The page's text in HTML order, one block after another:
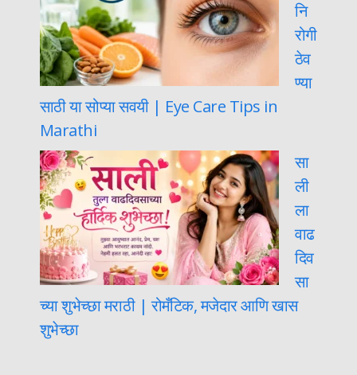
नि
रोगी
ठेव
ण्या
साठी या सोप्या सवयी | Eye Care Tips in
Marathi
सा
ली
ला
वाढ
दिव
सा
च्या शुभेच्छा मराठी | रोमँटिक, मजेदार आणि खास
शुभेच्छा